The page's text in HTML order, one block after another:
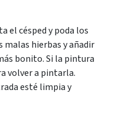
el césped y poda los
malas hierbas y añadir
bonito. Si la pintura
volver a pintarla.
esté limpia y